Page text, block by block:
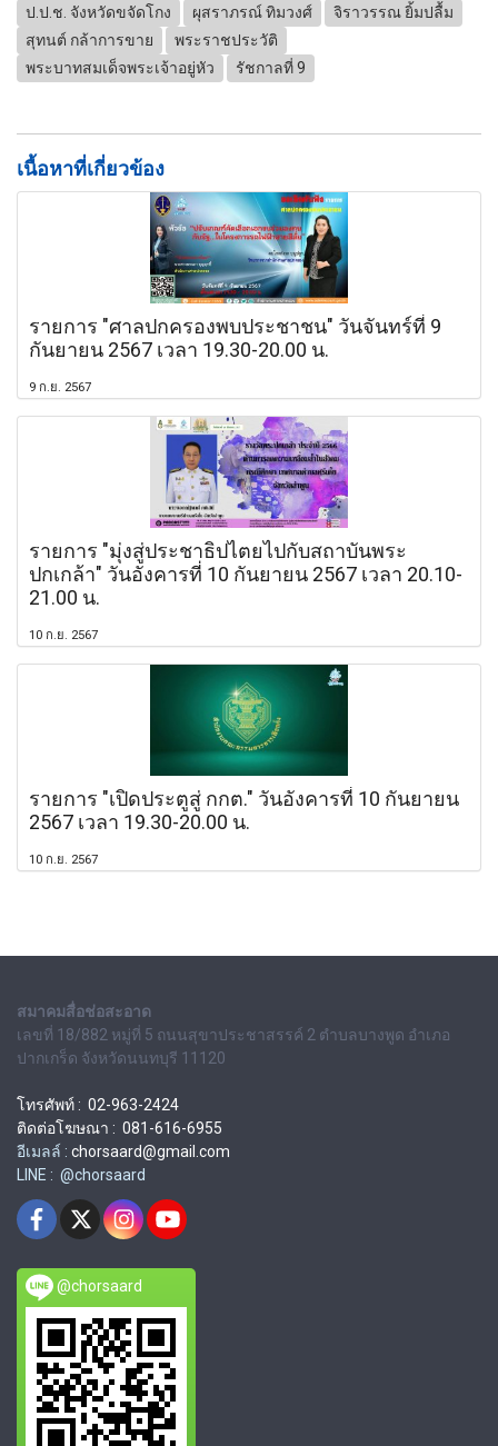
ป.ป.ช. จังหวัดขจัดโกง ผุสราภรณ์ ทิมวงศ์
จิราวรรณ ยิ้มปลื้ม
สุทนต์ กล้าการขาย
พระราชประวัติ
พระบาทสมเด็จพระเจ้าอยู่หัว
รัชกาลที่ 9
เนื้อหาที่เกี่ยวข้อง
รายการ "ศาลปกครองพบประชาชน" วันจันทร์ที่ 9
กันยายน 2567 เวลา 19.30-20.00 น.
9 ก.ย. 2567
รายการ "มุ่งสู่ประชาธิปไตยไปกับสถาบันพระ
ปกเกล้า" วันอังคารที่ 10 กันยายน 2567 เวลา 20.10-
21.00 น.
10 ก.ย. 2567
รายการ "เปิดประตูสู่ กกต." วันอังคารที่ 10 กันยายน
2567 เวลา 19.30-20.00 น.
10 ก.ย. 2567
สมาคมสื่อช่อสะอาด
เลขที่ 18/882 หมู่ที่ 5 ถนนสุขาประชาสรรค์ 2 ตำบลบางพูด อำเภอ
ปากเกร็ด จังหวัดนนทบุรี 11120
โทรศัพท์ : 02-963-2424
ติดต่อโฆษณา : 081-616-6955
อีเมลล์ : chorsaard@gmail.com
LINE : @chorsaard
@chorsaard